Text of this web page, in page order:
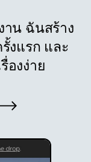
าน ฉันสร้าง
งแรก และ
องง่าย